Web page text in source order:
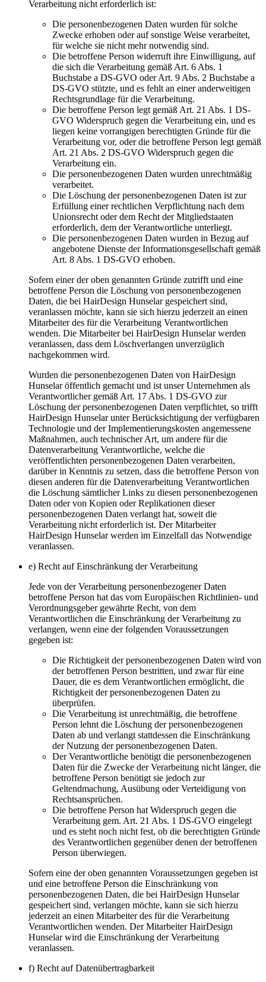
Verarbeitung nicht erforderlich ist:
Die personenbezogenen Daten wurden für solche
Zwecke erhoben oder auf sonstige Weise verarbeitet,
für welche sie nicht mehr notwendig sind.
Die betroffene Person widerruft ihre Einwilligung, auf
die sich die Verarbeitung gemäß Art. 6 Abs. 1
Buchstabe a DS-GVO oder Art. 9 Abs. 2 Buchstabe a
DS-GVO stützte, und es fehlt an einer anderweitigen
Rechtsgrundlage für die Verarbeitung.
Die betroffene Person legt gemäß Art. 21 Abs. 1 DS-
GVO Widerspruch gegen die Verarbeitung ein, und es
liegen keine vorrangigen berechtigten Gründe für die
Verarbeitung vor, oder die betroffene Person legt gemäß
Art. 21 Abs. 2 DS-GVO Widerspruch gegen die
Verarbeitung ein.
Die personenbezogenen Daten wurden unrechtmäßig
verarbeitet.
Die Löschung der personenbezogenen Daten ist zur
Erfüllung einer rechtlichen Verpflichtung nach dem
Unionsrecht oder dem Recht der Mitgliedstaaten
erforderlich, dem der Verantwortliche unterliegt.
Die personenbezogenen Daten wurden in Bezug auf
angebotene Dienste der Informationsgesellschaft gemäß
Art. 8 Abs. 1 DS-GVO erhoben.
Sofern einer der oben genannten Gründe zutrifft und eine
betroffene Person die Löschung von personenbezogenen
Daten, die bei HairDesign Hunselar gespeichert sind,
veranlassen möchte, kann sie sich hierzu jederzeit an einen
Mitarbeiter des für die Verarbeitung Verantwortlichen
wenden. Die Mitarbeiter bei HairDesign Hunselar werden
veranlassen, dass dem Löschverlangen unverzüglich
nachgekommen wird.
Wurden die personenbezogenen Daten von HairDesign
Hunselar öffentlich gemacht und ist unser Unternehmen als
Verantwortlicher gemäß Art. 17 Abs. 1 DS-GVO zur
Löschung der personenbezogenen Daten verpflichtet, so trifft
HairDesign Hunselar unter Berücksichtigung der verfügbaren
Technologie und der Implementierungskosten angemessene
Maßnahmen, auch technischer Art, um andere für die
Datenverarbeitung Verantwortliche, welche die
veröffentlichten personenbezogenen Daten verarbeiten,
darüber in Kenntnis zu setzen, dass die betroffene Person von
diesen anderen für die Datenverarbeitung Verantwortlichen
die Löschung sämtlicher Links zu diesen personenbezogenen
Daten oder von Kopien oder Replikationen dieser
personenbezogenen Daten verlangt hat, soweit die
Verarbeitung nicht erforderlich ist. Der Mitarbeiter
HairDesign Hunselar werden im Einzelfall das Notwendige
veranlassen.
e) Recht auf Einschränkung der Verarbeitung
Jede von der Verarbeitung personenbezogener Daten
betroffene Person hat das vom Europäischen Richtlinien- und
Verordnungsgeber gewährte Recht, von dem
Verantwortlichen die Einschränkung der Verarbeitung zu
verlangen, wenn eine der folgenden Voraussetzungen
gegeben ist:
Die Richtigkeit der personenbezogenen Daten wird von
der betroffenen Person bestritten, und zwar für eine
Dauer, die es dem Verantwortlichen ermöglicht, die
Richtigkeit der personenbezogenen Daten zu
überprüfen.
Die Verarbeitung ist unrechtmäßig, die betroffene
Person lehnt die Löschung der personenbezogenen
Daten ab und verlangt stattdessen die Einschränkung
der Nutzung der personenbezogenen Daten.
Der Verantwortliche benötigt die personenbezogenen
Daten für die Zwecke der Verarbeitung nicht länger, die
betroffene Person benötigt sie jedoch zur
Geltendmachung, Ausübung oder Verteidigung von
Rechtsansprüchen.
Die betroffene Person hat Widerspruch gegen die
Verarbeitung gem. Art. 21 Abs. 1 DS-GVO eingelegt
und es steht noch nicht fest, ob die berechtigten Gründe
des Verantwortlichen gegenüber denen der betroffenen
Person überwiegen.
Sofern eine der oben genannten Voraussetzungen gegeben ist
und eine betroffene Person die Einschränkung von
personenbezogenen Daten, die bei HairDesign Hunselar
gespeichert sind, verlangen möchte, kann sie sich hierzu
jederzeit an einen Mitarbeiter des für die Verarbeitung
Verantwortlichen wenden. Der Mitarbeiter HairDesign
Hunselar wird die Einschränkung der Verarbeitung
veranlassen.
f) Recht auf Datenübertragbarkeit